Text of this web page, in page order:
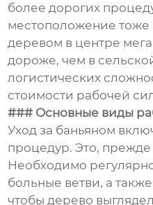
более дорогих
местоположение тоже
деревом в центре
дороже, чем в
логистических
стоимости рабочей
### Основные виды
Уход за баньяном
процедур. Это, прежде
Необходимо
больные ветви, а
чтобы дерево